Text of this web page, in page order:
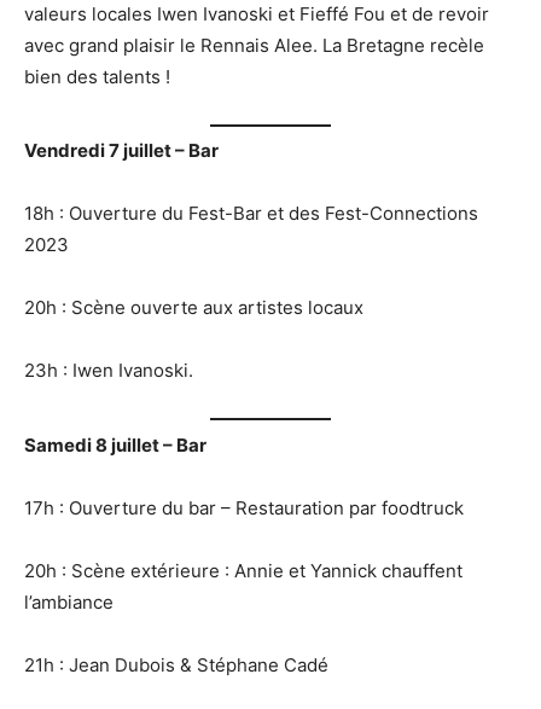
valeurs locales Iwen Ivanoski et Fieffé Fou et de revoir
avec grand plaisir le Rennais Alee. La Bretagne recèle
bien des talents !
Vendredi 7 juillet – Bar
18h : Ouverture du Fest-Bar et des Fest-Connections
2023
20h : Scène ouverte aux artistes locaux
23h : Iwen Ivanoski.
Samedi 8 juillet – Bar
17h : Ouverture du bar – Restauration par foodtruck
20h : Scène extérieure : Annie et Yannick chauffent
l’ambiance
21h : Jean Dubois & Stéphane Cadé